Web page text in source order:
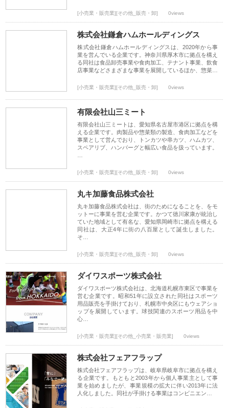
[小売業・販売業][その他_販売・卸] 0views
株式会社鎌倉ハムホールディングス
株式会社鎌倉ハムホールディングスは、2020年から事
業を営んでいる企業です。神奈川県厚木市に拠点を構え
る同社は食品卸売事業や食肉加工、テナント事業、飲食
店事業などさまざまな事業を展開しているほか、惣菜…
[小売業・販売業][その他_販売・卸] 0views
有限会社山三ミート
有限会社山三ミートは、愛知県名古屋市港区に拠点を構
える企業です。肉製品や惣菜類の製造、食肉加工などを
事業として営んでおり、トンカツや串カツ、ハムカツ、
スペアリブ、ハンバーグと幅広い食品を扱っています。
[小売業・販売業][その他_販売・卸] 0views
丸キ加藤食品株式会社
丸キ加藤食品株式会社は、街のためになることを、をモ
ットーに事業を営む企業です。かつて徳川家康が統治し
ていた地域として有名な、愛知県岡崎市に拠点を構える
同社は、大正4年に街の八百屋として誕生しました。
そ…
[小売業・販売業][その他_販売・卸] 0views
ダイワスポーツ株式会社
ダイワスポーツ株式会社は、北海道札幌市東区で事業を
営む企業です。昭和51年に設立された同社はスポーツ
用品販売を手掛けており、札幌市中央区にもウェアショ
ップを展開しています。球技関連のスポーツ用品を中
心…
[小売業・販売業][その他_小売業・販売業] 0views
株式会社フェアフラップ
株式会社フェアフラップは、岐阜県岐阜市に拠点を構え
る企業です。もともと2003年から個人事業主として事
業を始めましたが、事業規模の拡大に伴い2013年に法
人化しました。同社が手掛ける事業はコンビニエン…